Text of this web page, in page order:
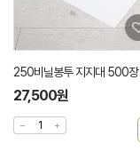
250비닐봉투 지지대 500장
27,500원